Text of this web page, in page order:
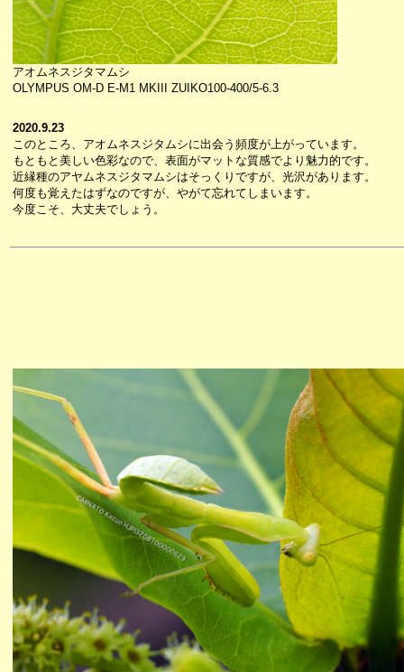
アオムネスジタマムシ
OLYMPUS OM-D E-M1 MKIII ZUIKO100-400/5-6.3
2020.9.23
このところ、アオムネスジタムシに出会う頻度が上がっています。
もともと美しい色彩なので、表面がマットな質感でより魅力的です。
近縁種のアヤムネスジタマムシはそっくりですが、光沢があります。
何度も覚えたはずなのですが、やがて忘れてしまいます。
今度こそ、大丈夫でしょう。